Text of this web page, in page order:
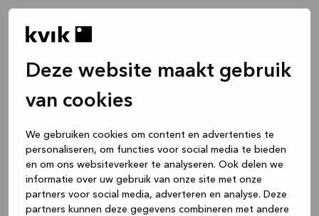
Deze website maakt gebruik
van cookies
We gebruiken cookies om content en advertenties te
personaliseren, om functies voor social media te bieden
en om ons websiteverkeer te analyseren. Ook delen we
informatie over uw gebruik van onze site met onze
partners voor social media, adverteren en analyse. Deze
partners kunnen deze gegevens combineren met andere